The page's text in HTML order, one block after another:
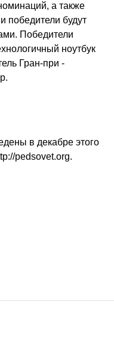
а также
победители будут
Победители
ноутбук
Гран-при -
в декабре этого
pedsovet.org.